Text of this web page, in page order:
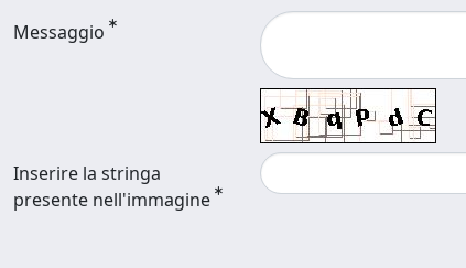
Messaggio
Inserire la stringa
presente nell'immagine